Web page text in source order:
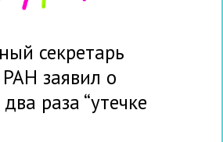
секретарь
заявил о
раза “утечке